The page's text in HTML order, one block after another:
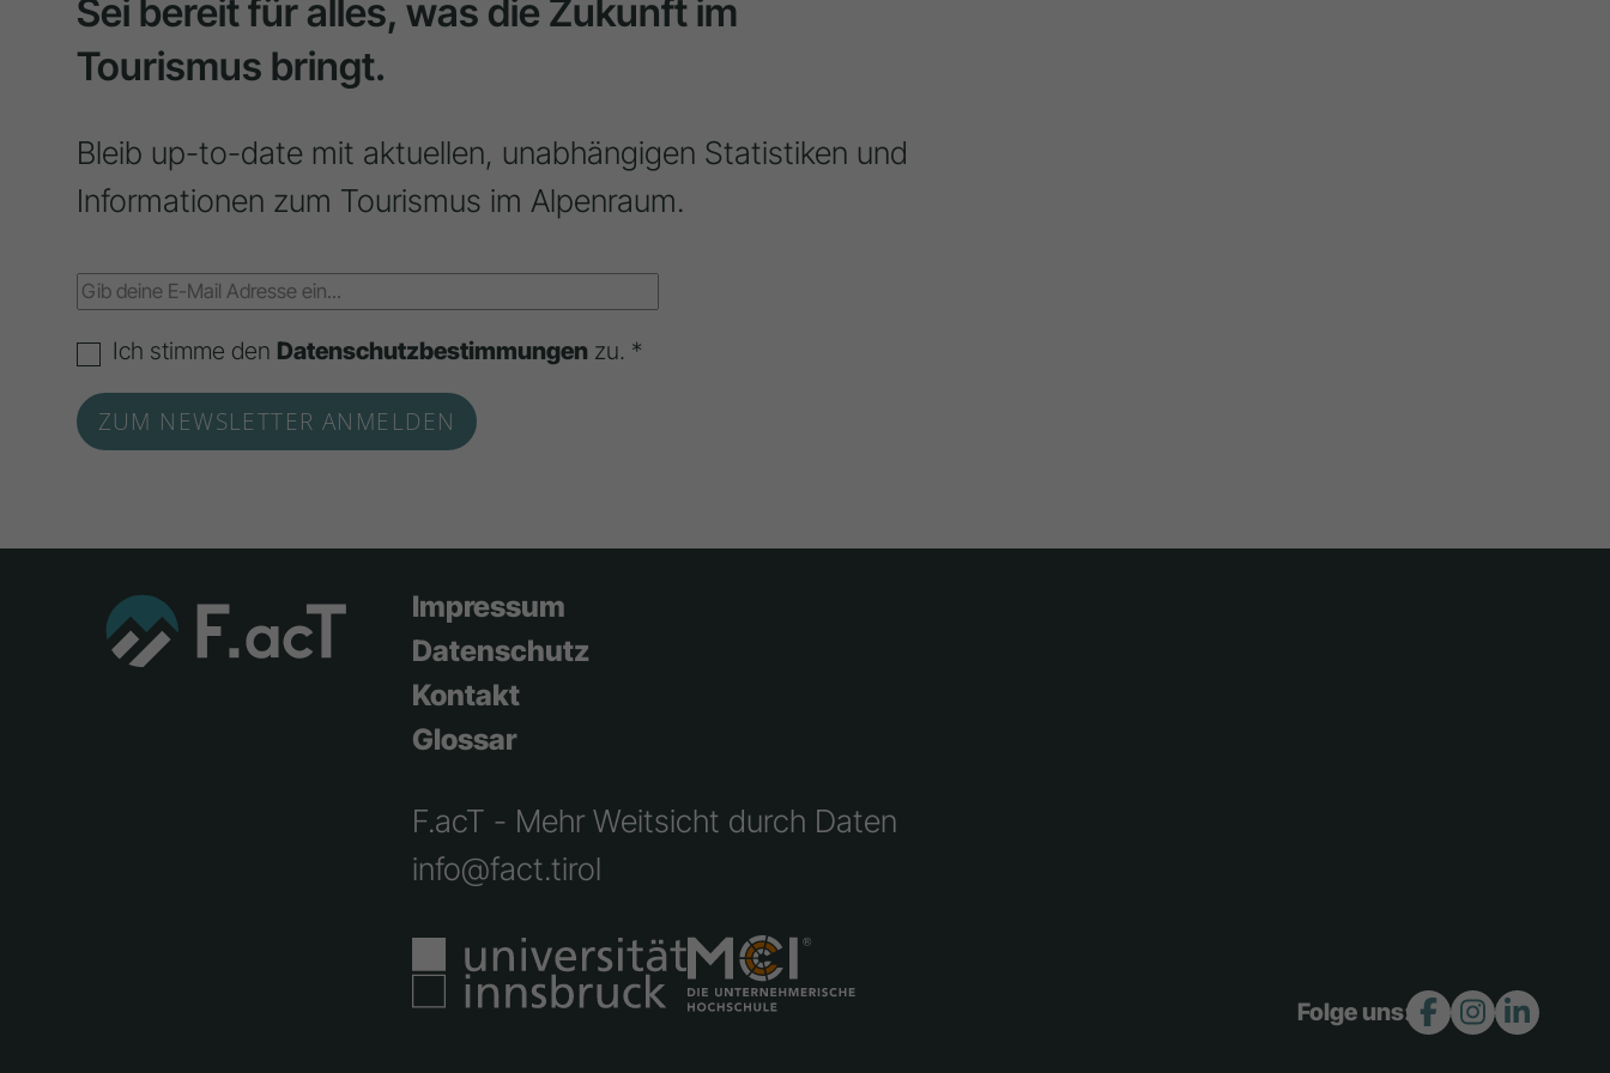
Sei bereit für alles, was die Zukunft im
Tourismus bringt.
Bleib up-to-date mit aktuellen, unabhängigen Statistiken und
Informationen zum Tourismus im Alpenraum.
Ich stimme den Datenschutzbestimmungen zu. *
Impressum
Datenschutz
Kontakt
Glossar
F.acT - Mehr Weitsicht durch Daten
info@fact.tirol
Folge uns: